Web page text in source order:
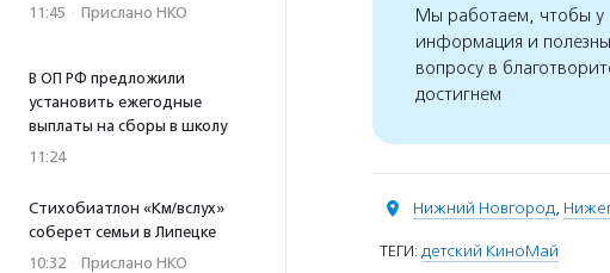
11:45 · Прислано НКО
В ОП РФ предложили
установить ежегодные
выплаты на сборы в школу
11:24
Стихобиатлон «Км/вслух»
соберет семьи в Липецке
10:32 · Прислано НКО
Мы работаем, чтобы у
информация и
вопросу в
достигнем
Нижний Новгород,
ТЕГИ: детский КиноМай